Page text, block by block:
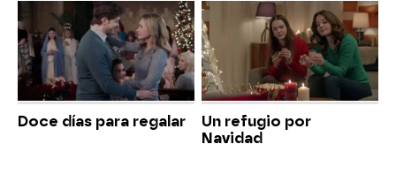
Doce días para regalar
Un refugio por
Navidad